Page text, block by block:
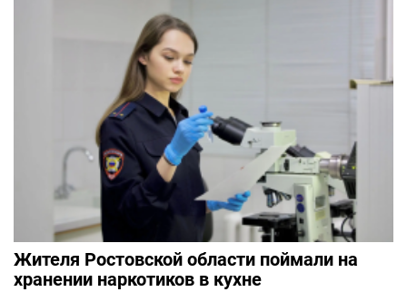
Жителя Ростовской области поймали на
хранении наркотиков в кухне